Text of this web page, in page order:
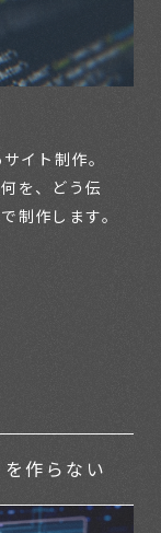
イト制作。
を、どう伝
制作します。
を作らない